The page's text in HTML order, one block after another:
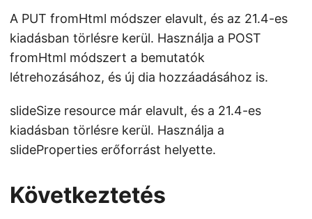
A PUT fromHtml módszer elavult, és az 21.4-es
kiadásban törlésre kerül. Használja a POST
fromHtml módszert a bemutatók
létrehozásához, és új dia hozzáadásához is.
slideSize resource már elavult, és a 21.4-es
kiadásban törlésre kerül. Használja a
slideProperties erőforrást helyette.
Következtetés